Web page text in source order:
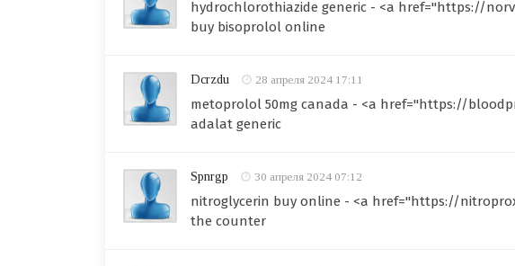
hydrochlorothiazide generic - <a href="https://
buy bisoprolol online
Dcrzdu 28 апреля 2024 17:11
metoprolol 50mg canada - <a href="https://
adalat generic
Spnrgp 30 апреля 2024 07:12
nitroglycerin buy online - <a href="https://
the counter